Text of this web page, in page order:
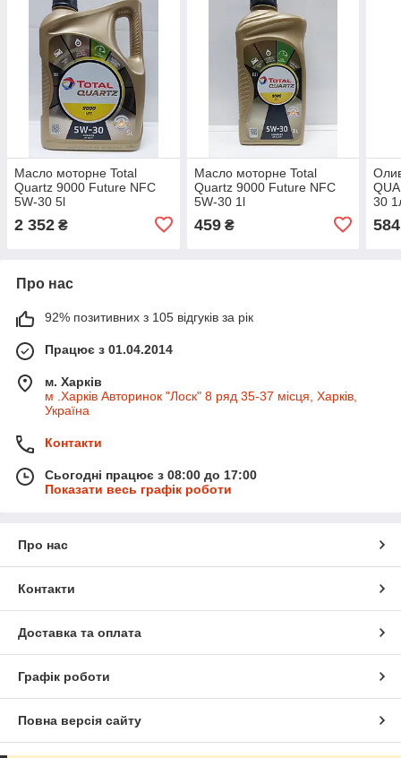
Масло моторне Total
Quartz 9000 Future NFC
5W-30 5l
2 352 ₴
Масло моторне Total
Quartz 9000 Future NFC
5W-30 1l
459₴
30
584
Про нас
92% позитивних з 105 відгуків за рік
Працює з 01.04.2014
м. Харків
м .Харків Авторинок "Лоск" 8 ряд 35-37 місця, Харків,
Україна
Контакти
Сьогодні працює з 08:00 до 17:00
Показати весь графік роботи
Про нас
Контакти
Доставка та оплата
Графік роботи
Повна версія сайту